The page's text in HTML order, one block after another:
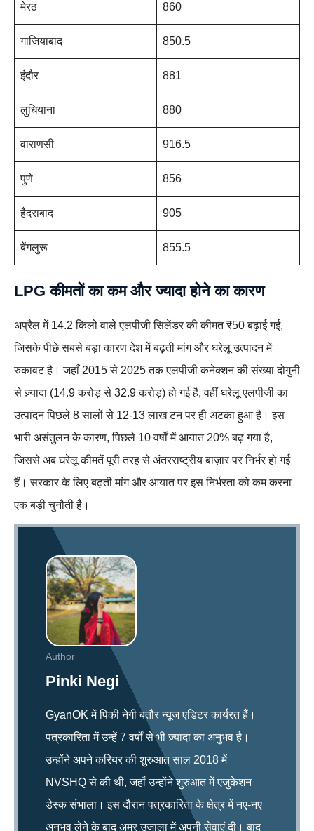
मेरठ 860
गाजियाबाद 850.5
इंदौर 881
लुधियाना 880
वाराणसी 916.5
पुणे 856
हैदराबाद 905
बेंगलुरू 855.5
LPG कीमतों का कम और ज्यादा होने का कारण
अप्रैल में 14.2 किलो वाले एलपीजी सिलेंडर की कीमत ₹50 बढ़ाई गई,
जिसके पीछे सबसे बड़ा कारण देश में बढ़ती मांग और घरेलू उत्पादन में
रुकावट है। जहाँ 2015 से 2025 तक एलपीजी कनेक्शन की संख्या दोगुनी
से ज़्यादा (14.9 करोड़ से 32.9 करोड़) हो गई है, वहीं घरेलू एलपीजी का
उत्पादन पिछले 8 सालों से 12-13 लाख टन पर ही अटका हुआ है। इस
भारी असंतुलन के कारण, पिछले 10 वर्षों में आयात 20% बढ़ गया है,
जिससे अब घरेलू कीमतें पूरी तरह से अंतरराष्ट्रीय बाज़ार पर निर्भर हो गई
हैं। सरकार के लिए बढ़ती मांग और आयात पर इस निर्भरता को कम करना
एक बड़ी चुनौती है।
Author
Pinki Negi
GyanOK में पिंकी नेगी बतौर न्यूज एडिटर कार्यरत हैं।
पत्रकारिता में उन्हें 7 वर्षों से भी ज़्यादा का अनुभव है।
उन्होंने अपने करियर की शुरुआत साल 2018 में
NVSHQ से की थी, जहाँ उन्होंने शुरुआत में एजुकेशन
डेस्क संभाला। इस दौरान पत्रकारिता के क्षेत्र में नए-नए
अनुभव लेने के बाद अमर उजाला में अपनी सेवाएं दी। बाद